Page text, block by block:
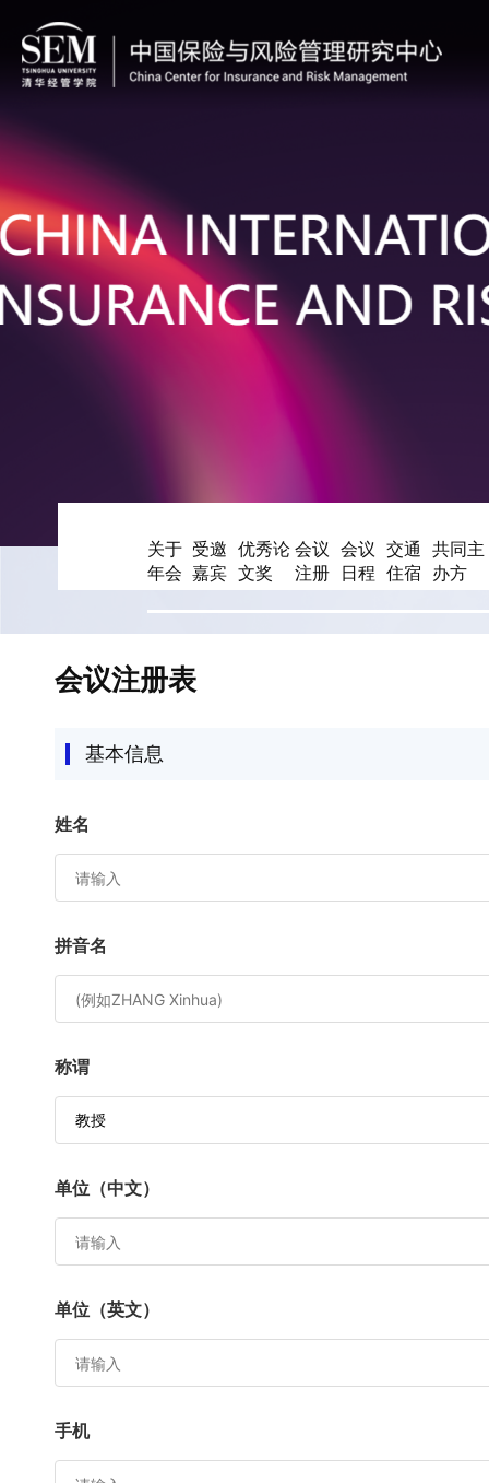
关于
年会
受邀
嘉宾
优秀论
文奖
会议
注册
会议
日程
交通
住宿
共同主
办方
会议注册表
基本信息
姓名
拼音名
称谓
单位（中文）
单位（英文）
手机